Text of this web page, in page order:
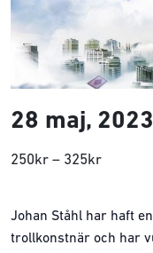
28 maj,
250kr – 325kr
Johan Ståhl har haft
trollkonstnär och har